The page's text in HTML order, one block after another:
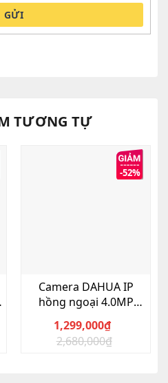
GỬI
TƯƠNG TỰ
-52%
Camera DAHUA IP
hồng ngoại 4.0MP
2,680,000₫
Giá
1,299,000₫
Giá